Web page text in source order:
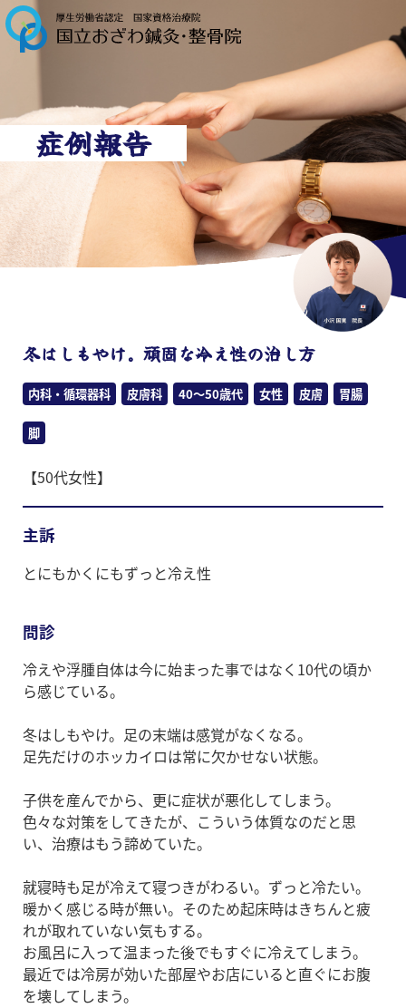
症例報告
冬はしもやけ。頑固な冷え性の治し方
内科・循環器科 皮膚科 40～50歳代 女性 皮膚 胃腸
脚
【50代女性】
主訴
とにもかくにもずっと冷え性
問診
冷えや浮腫自体は今に始まった事ではなく10代の頃か
ら感じている。
冬はしもやけ。足の末端は感覚がなくなる。
足先だけのホッカイロは常に欠かせない状態。
子供を産んでから、更に症状が悪化してしまう。
色々な対策をしてきたが、こういう体質なのだと思
い、治療はもう諦めていた。
就寝時も足が冷えて寝つきがわるい。ずっと冷たい。
暖かく感じる時が無い。そのため起床時はきちんと疲
れが取れていない気もする。
お風呂に入って温まった後でもすぐに冷えてしまう。
最近では冷房が効いた部屋やお店にいると直ぐにお腹
を壊してしまう。